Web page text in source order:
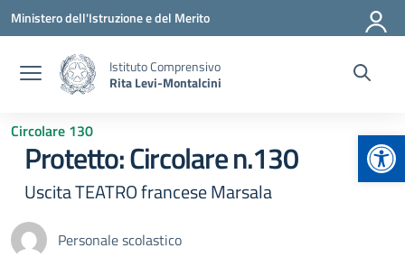
Vai ai contenuti
Vai al menu di navigazione
Vai al footer
Ministero dell'Istruzione e del Merito
Istituto Comprensivo
Rita Levi-Montalcini
Circolare 130
Protetto: Circolare n.130
Uscita TEATRO francese Marsala
Personale scolastico